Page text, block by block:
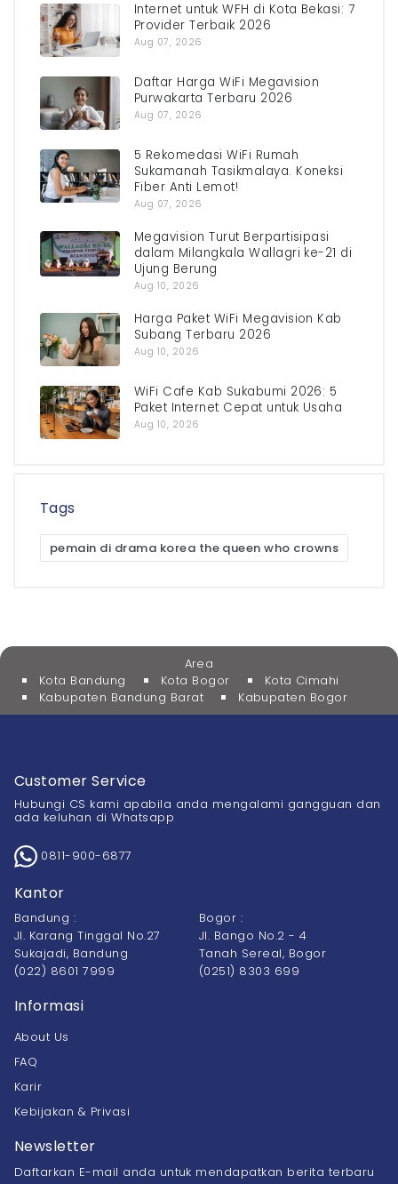
Internet untuk WFH di Kota Bekasi: 7
Provider Terbaik 2026
Aug 07, 2026
Daftar Harga WiFi Megavision
Purwakarta Terbaru 2026
Aug 07, 2026
5 Rekomedasi WiFi Rumah
Sukamanah Tasikmalaya. Koneksi
Fiber Anti Lemot!
Aug 07, 2026
Megavision Turut Berpartisipasi
dalam Milangkala Wallagri ke-21 di
Ujung Berung
Aug 10, 2026
Harga Paket WiFi Megavision Kab
Subang Terbaru 2026
Aug 10, 2026
WiFi Cafe Kab Sukabumi 2026: 5
Paket Internet Cepat untuk Usaha
Aug 10, 2026
Tags
pemain di drama korea the queen who crowns
Area
Kota Bandung
Kota Bogor
Kota Cimahi
Kabupaten Bandung Barat
Kabupaten Bogor
Customer Service
Hubungi CS kami apabila anda mengalami gangguan dan
ada keluhan di Whatsapp
0811-900-6877
Kantor
Bandung :
Jl. Karang Tinggal No.27
Sukajadi, Bandung
(022) 8601 7999
Bogor :
Jl. Bango No.2 - 4
Tanah Sereal, Bogor
(0251) 8303 699
Informasi
About Us
FAQ
Karir
Kebijakan & Privasi
Newsletter
Daftarkan E-mail anda untuk mendapatkan berita terbaru